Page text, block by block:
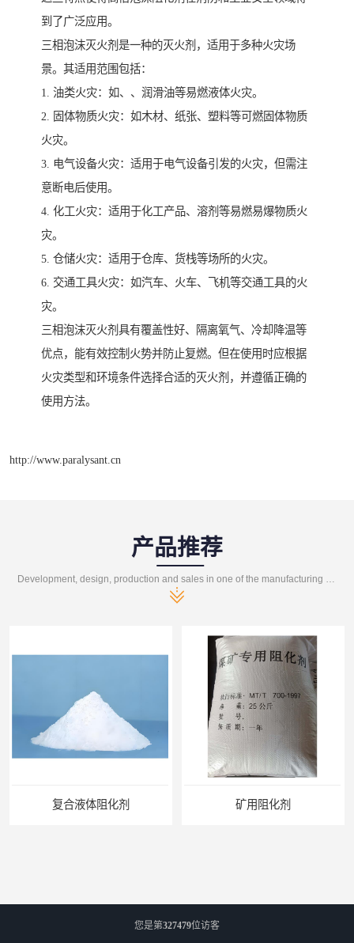
到了广泛应用。
三相泡沫灭火剂是一种的灭火剂，适用于多种火灾场
景。其适用范围包括：
1. 油类火灾：如、、润滑油等易燃液体火灾。
2. 固体物质火灾：如木材、纸张、塑料等可燃固体物质
火灾。
3. 电气设备火灾：适用于电气设备引发的火灾，但需注
意断电后使用。
4. 化工火灾：适用于化工产品、溶剂等易燃易爆物质火
灾。
5. 仓储火灾：适用于仓库、货栈等场所的火灾。
6. 交通工具火灾：如汽车、火车、飞机等交通工具的火
灾。
三相泡沫灭火剂具有覆盖性好、隔离氧气、冷却降温等
优点，能有效控制火势并防止复燃。但在使用时应根据
火灾类型和环境条件选择合适的灭火剂，并遵循正确的
使用方法。
http://www.paralysant.cn
产品推荐
Development, design, production and sales in one of the manufacturing enterprises
您是第327479位访客